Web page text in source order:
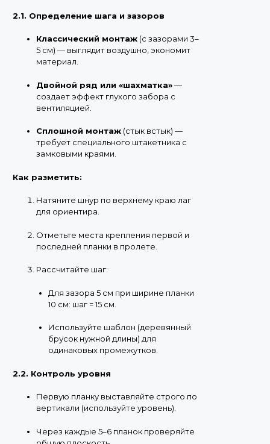
2.1. Определение шага и зазоров
Классический монтаж (с зазорами 3–
5 см) — выглядит воздушно, экономит
материал.
Двойной ряд или «шахматка»—
создает эффект глухого забора с
вентиляцией.
Сплошной монтаж (стык встык) —
требует специального штакетника с
замковыми краями.
Как разметить:
Натяните шнур по верхнему краю лаг
для ориентира.
Отметьте места крепления первой и
последней планки в пролете.
Рассчитайте шаг:
Для зазора 5 см при ширине планки
10 см: шаг = 15 см.
Используйте шаблон (деревянный
брусок нужной длины) для
одинаковых промежутков.
2.2. Контроль уровня
Первую планку выставляйте строго по
вертикали (используйте уровень).
Через каждые 5–6 планок проверяйте